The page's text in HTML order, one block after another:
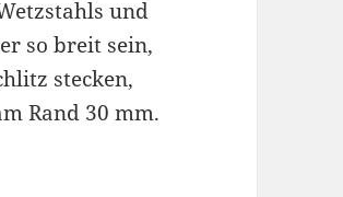
und
so breit sein,
stecken,
Rand 30 mm.